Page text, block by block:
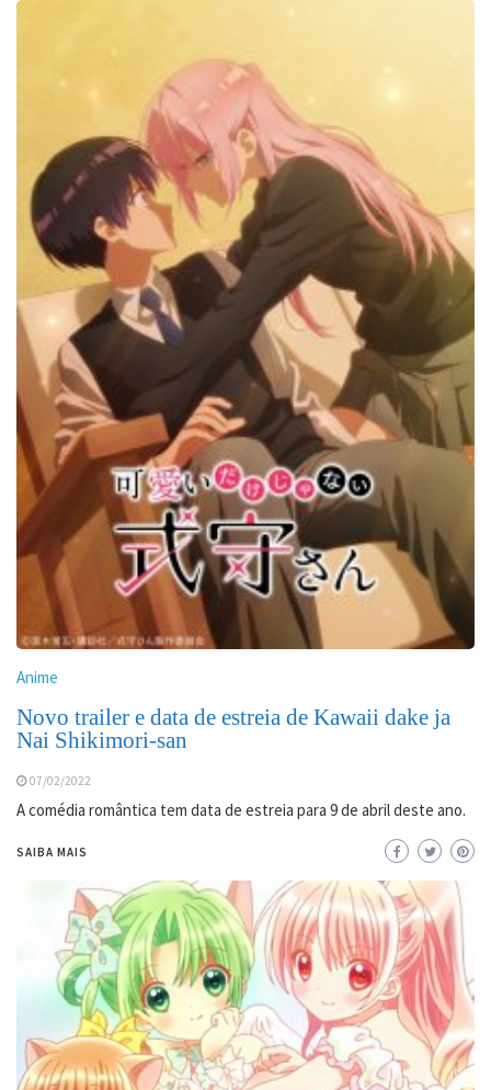
Anime
Novo trailer e data de estreia de Kawaii dake ja
Nai Shikimori-san
07/02/2022
A comédia romântica tem data de estreia para 9 de abril deste ano.
SAIBA MAIS